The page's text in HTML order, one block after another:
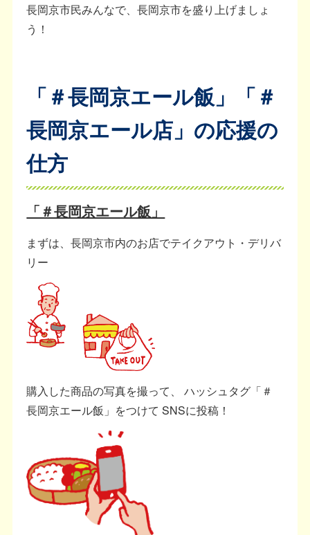
長岡京市民みんなで、長岡京市を盛り上げましょ
う！
「＃長岡京エール飯」「＃
長岡京エール店」の応援の
仕方
「＃長岡京エール飯」
まずは、長岡京市内のお店でテイクアウト・デリバ
リー
購入した商品の写真を撮って、 ハッシュタグ「＃
長岡京エール飯」をつけて SNSに投稿！